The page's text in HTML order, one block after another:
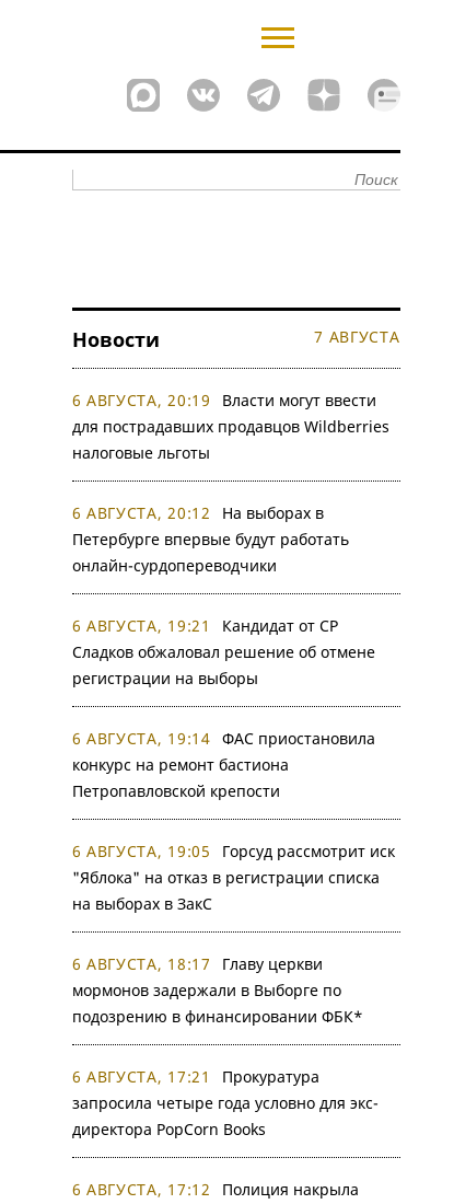
Новости 7 АВГУСТА
6 АВГУСТА, 20:19
Власти могут ввести
для пострадавших продавцов Wildberries
налоговые льготы
6 АВГУСТА, 20:12
На выборах в
Петербурге впервые будут работать
онлайн-сурдопереводчики
6 АВГУСТА, 19:21
Кандидат от СР
Сладков обжаловал решение об отмене
регистрации на выборы
6 АВГУСТА, 19:14 ФАС приостановила
конкурс на ремонт бастиона
Петропавловской крепости
6 АВГУСТА, 19:05
Горсуд рассмотрит иск
"Яблока" на отказ в регистрации списка
на выборах в ЗакС
6 АВГУСТА, 18:17
Главу церкви
мормонов задержали в Выборге по
подозрению в финансировании ФБК*
6 АВГУСТА, 17:21
Прокуратура
запросила четыре года условно для экс-
директора PopCorn Books
6 АВГУСТА, 17:12
Полиция накрыла